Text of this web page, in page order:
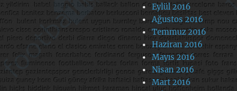
Eylül 2016
Ağustos 2016
Temmuz 2016
Haziran 2016
Mayıs 2016
Nisan 2016
Mart 2016